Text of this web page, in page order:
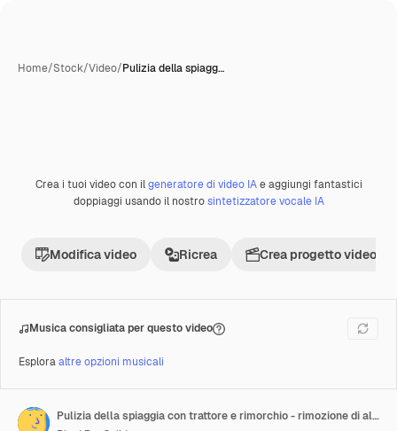
Home/Stock/Video/Pulizia della spiagg…
Premium
Crea i tuoi video con ilgeneratore di video IAe aggiungi fantastici
doppiaggi usando il nostrosintetizzatore vocale IA
Modifica video Ricrea Crea progetto video
Musica consigliata per questo video
Esploraaltre opzioni musicali
Pulizia della spiaggia con trattore e rimorchio - rimozione di alghe sargasso, Caraibi